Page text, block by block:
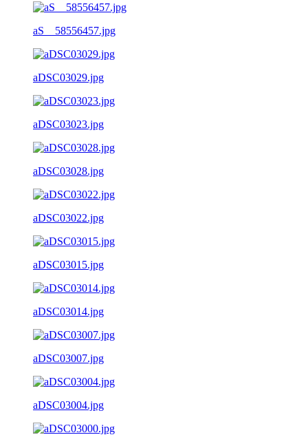
aS__58556457.jpg
aDSC03029.jpg
aDSC03023.jpg
aDSC03028.jpg
aDSC03022.jpg
aDSC03015.jpg
aDSC03014.jpg
aDSC03007.jpg
aDSC03004.jpg